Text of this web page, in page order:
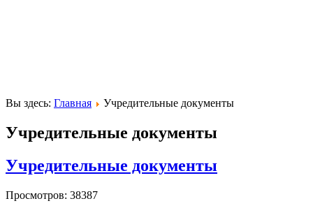
Вы здесь: Главная Учредительные документы
Учредительные документы
Учредительные документы
Просмотров: 38387